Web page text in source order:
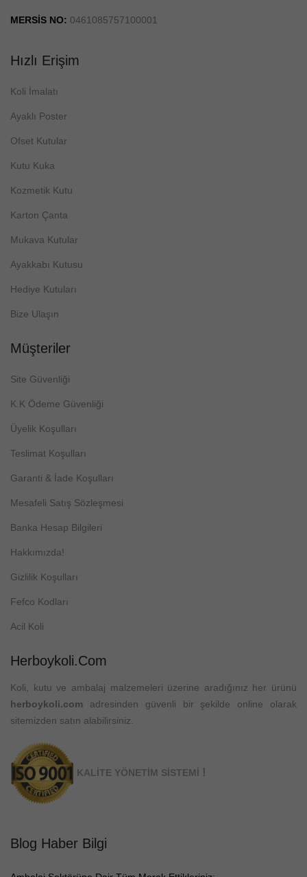
MERSİS NO: 0461085757100001
Hızlı Erişim
Koli İmalatı
Ayaklı Poster
Ofset Kutular
Kutu Kuka
Kozmetik Kutu
Karton Çanta
Mukava Kutular
Ayakkabı Kutusu
Hediye Kutuları
Bize Ulaşın
Müşteriler
Site Güvenliği
K.K Ödeme Güvenliği
Üyelik Koşulları
Teslimat Koşulları
Garanti & İade Koşulları
Mesafeli Satış Sözleşmesi
Banka Hesap Bilgileri
Hakkımızda!
Gizlilik Koşulları
Fefco Kodları
Acil Koli
Herboykoli.com
Koli, kutu ve ambalaj malzemeleri üzerine aradığınız her ürünü
herboykoli.com adresinden güvenli bir şekilde online olarak
sitemizden satın alabilirsiniz.
KALİTE YÖNETİM SİSTEMİ !
Blog Haber Bilgi